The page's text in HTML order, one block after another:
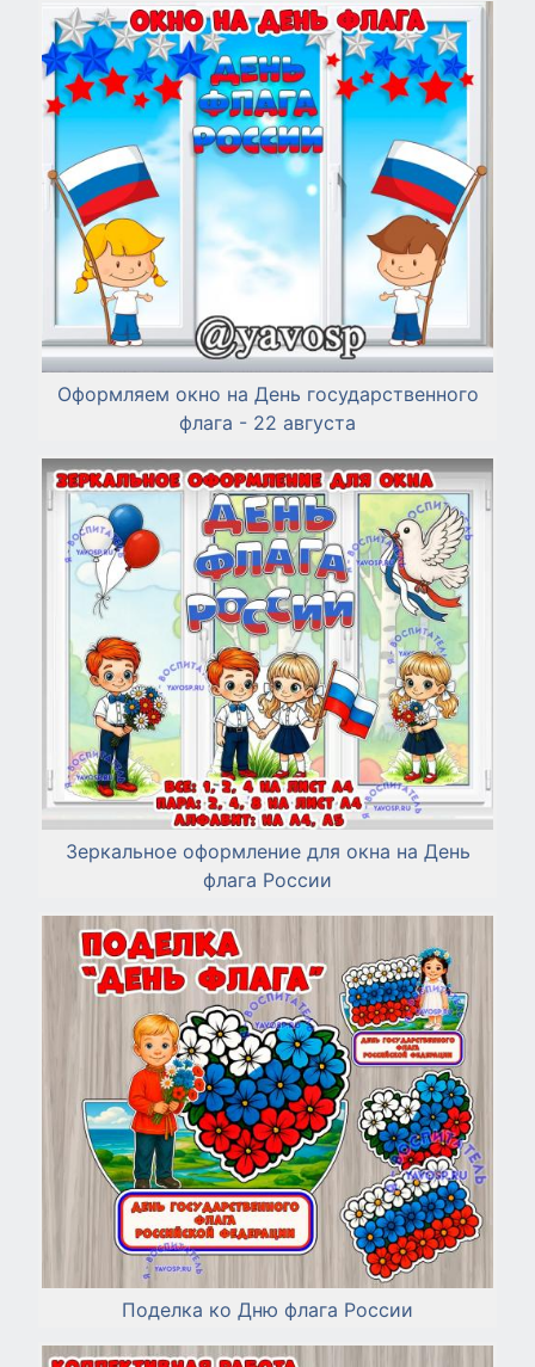
Оформляем окно на День государственного
флага - 22 августа
Зеркальное оформление для окна на День
флага России
Поделка ко Дню флага России